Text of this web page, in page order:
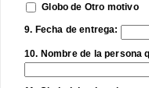
Globo de Otro motivo
9. Fecha de entrega:
10. Nombre de la persona